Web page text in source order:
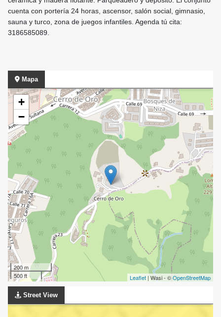
cuenta con portería 24 horas, ascensor, salón social, gimnasio,
sauna y turco, zona de juegos infantiles. Agenda tú cita:
3186585089.
Mapa
+
−
200 m
500 ft
Leaflet | Wasi - ©OpenStreetMap
Street View